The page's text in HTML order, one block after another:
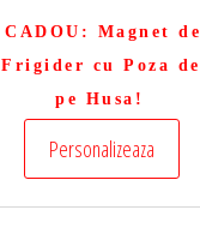
CADOU : Magnet de
Frigider cu Poza de
pe Husa!
Personalizeaza